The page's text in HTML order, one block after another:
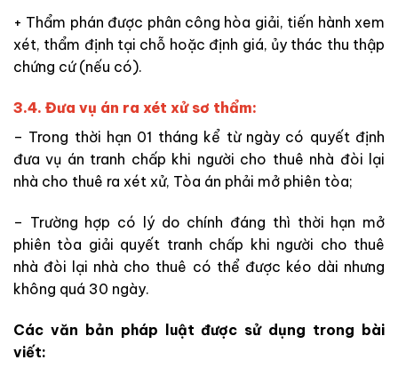
+ Thẩm phán được phân công hòa giải, tiến hành xem
xét, thẩm định tại chỗ hoặc định giá, ủy thác thu thập
chứng cứ (nếu có).
3.4. Đưa vụ án ra xét xử sơ thẩm:
– Trong thời hạn 01 tháng kể từ ngày có quyết định
đưa vụ án tranh chấp khi người cho thuê nhà đòi lại
nhà cho thuê ra xét xử, Tòa án phải mở phiên tòa;
– Trường hợp có lý do chính đáng thì thời hạn mở
phiên tòa giải quyết tranh chấp khi người cho thuê
nhà đòi lại nhà cho thuê có thể được kéo dài nhưng
không quá 30 ngày.
Các văn bản pháp luật được sử dụng trong bài
viết: